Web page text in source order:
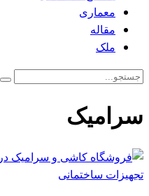
معماری
مقاله
ملک
سرامیک
تجهیزات ساختمانی